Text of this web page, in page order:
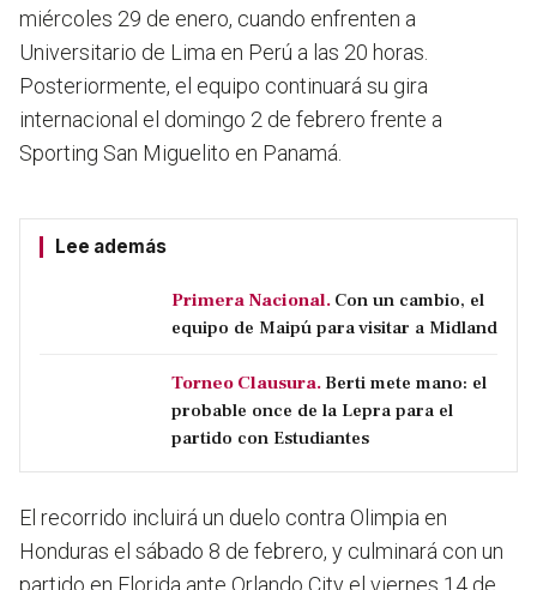
miércoles 29 de enero, cuando enfrenten a
Universitario de Lima en Perú a las 20 horas.
Posteriormente, el equipo continuará su gira
internacional el domingo 2 de febrero frente a
Sporting San Miguelito en Panamá.
Lee además
Primera Nacional. Con un cambio, el
equipo de Maipú para visitar a Midland
Torneo Clausura. Berti mete mano: el
probable once de la Lepra para el
partido con Estudiantes
El recorrido incluirá un duelo contra Olimpia en
Honduras el sábado 8 de febrero, y culminará con un
partido en Florida ante Orlando City el viernes 14 de